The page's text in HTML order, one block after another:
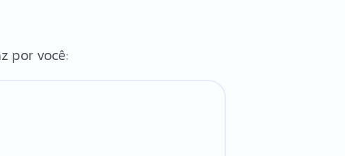
por você: